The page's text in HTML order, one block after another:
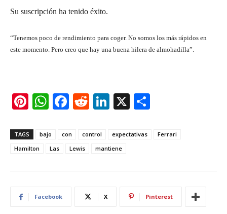
Su suscripción ha tenido éxito.
“Tenemos poco de rendimiento para coger. No somos los más rápidos en
este momento. Pero creo que hay una buena hilera de almohadilla”.
Pi
er
e
W
at
s
p
F
c
e
R
d
di
Li
k
e
X
ar
TAGS bajo con control expectativas
Ferrari
Hamilton
Las Lewis mantiene
Facebook X Pinterest